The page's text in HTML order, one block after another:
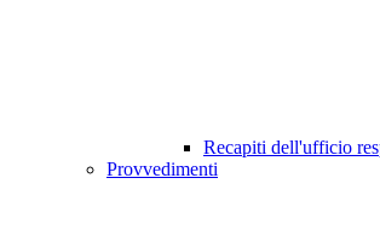
Recapiti dell'ufficio
Provvedimenti